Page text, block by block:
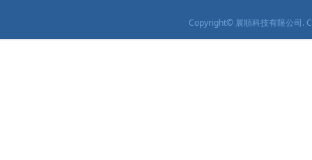
Copyright© 展順科技有限公司.